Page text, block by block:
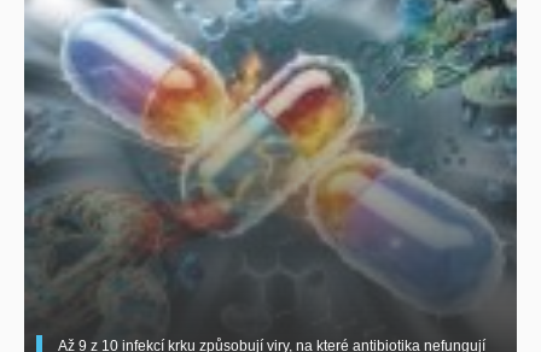
Až 9 z 10 infekcí krku způsobují viry, na které antibiotika nefungují